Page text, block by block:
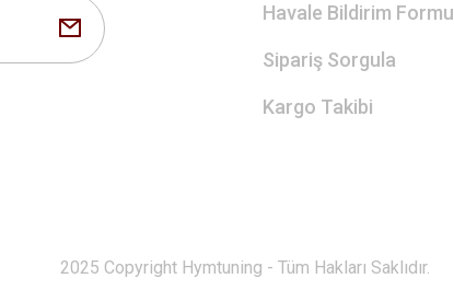
Havale Bildirim Formu
Sipariş Sorgula
Kargo Takibi
2025 Copyright Hymtuning - Tüm Hakları Saklıdır.